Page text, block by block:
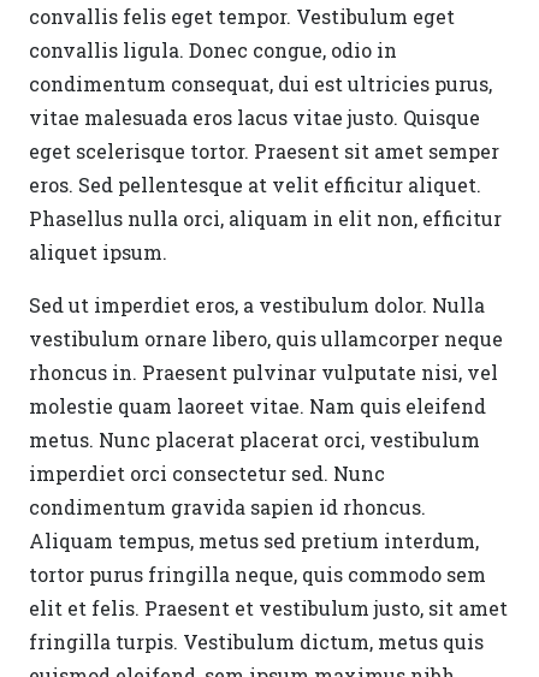
convallis felis eget tempor. Vestibulum eget
convallis ligula. Donec congue, odio in
condimentum consequat, dui est ultricies purus,
vitae malesuada eros lacus vitae justo. Quisque
eget scelerisque tortor. Praesent sit amet semper
eros. Sed pellentesque at velit efficitur aliquet.
Phasellus nulla orci, aliquam in elit non, efficitur
aliquet ipsum.
Sed ut imperdiet eros, a vestibulum dolor. Nulla
vestibulum ornare libero, quis ullamcorper neque
rhoncus in. Praesent pulvinar vulputate nisi, vel
molestie quam laoreet vitae. Nam quis eleifend
metus. Nunc placerat placerat orci, vestibulum
imperdiet orci consectetur sed. Nunc
condimentum gravida sapien id rhoncus.
Aliquam tempus, metus sed pretium interdum,
tortor purus fringilla neque, quis commodo sem
elit et felis. Praesent et vestibulum justo, sit amet
fringilla turpis. Vestibulum dictum, metus quis